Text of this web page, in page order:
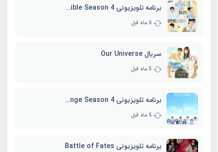
برنامه تلویزیونی Whenever Possible Season 4
5 ماه قبل
سریال Our Universe
5 ماه قبل
برنامه تلویزیونی EXchange Season 4
5 ماه قبل
برنامه تلویزیونی Battle of Fates